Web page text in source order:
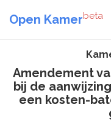
Open Kamerbeta
Amendement
bij de
een kosten-